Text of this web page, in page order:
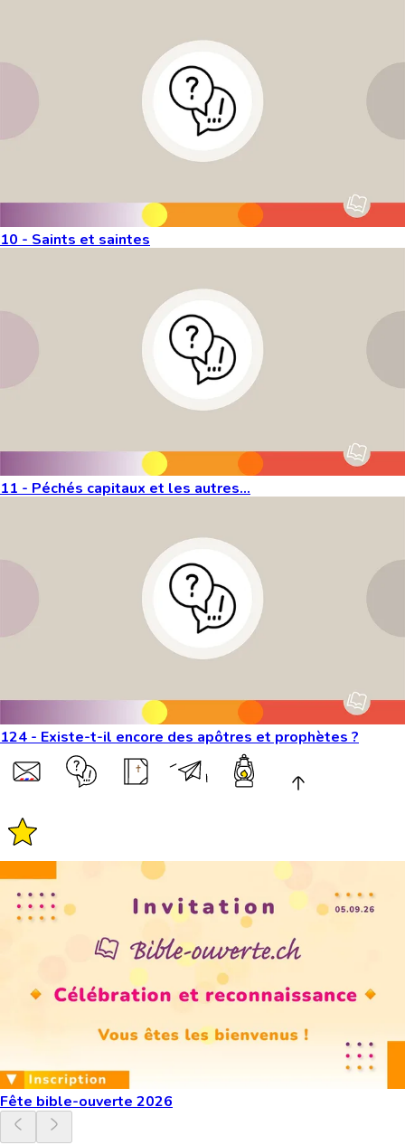
10 - Saints et saintes
11 - Péchés capitaux et les autres...
124 - Existe-t-il encore des apôtres et prophètes ?
Fête bible-ouverte 2026